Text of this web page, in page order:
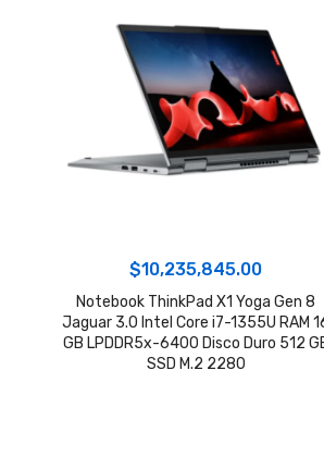
$10,235,845.00
Notebook ThinkPad X1 Yoga Gen 8
Jaguar 3.0 Intel Core i7-1355U RAM
GB LPDDR5x-6400 Disco Duro 512
SSD M.2 2280